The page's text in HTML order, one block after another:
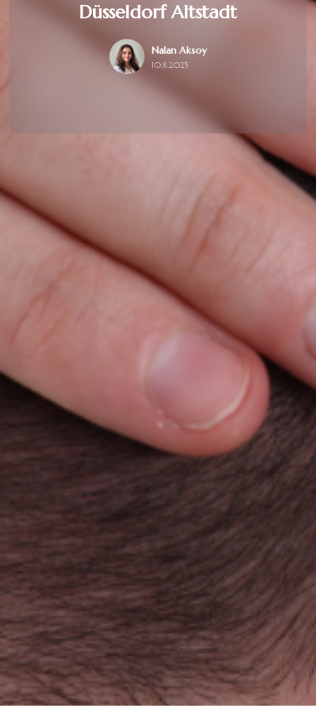
Düsseldorf Altstadt
Nalan Aksoy
10.8.2025